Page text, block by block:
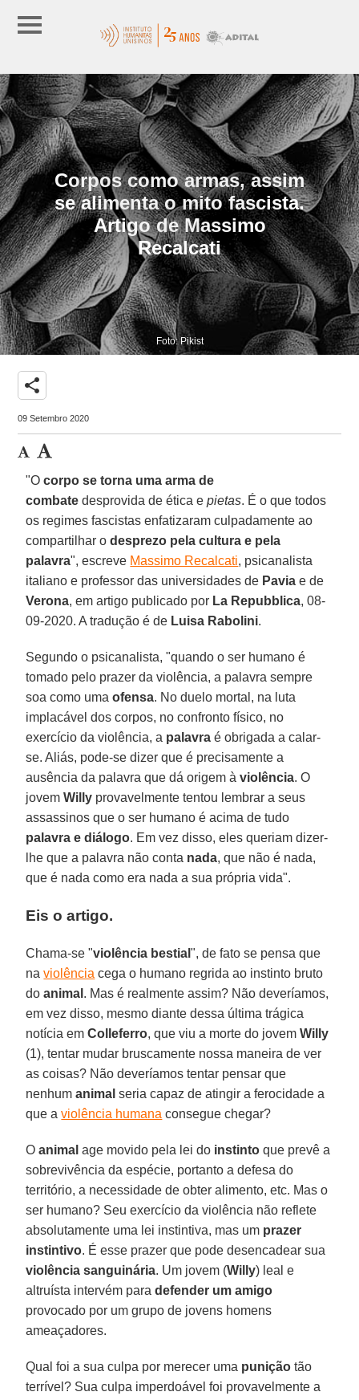
Corpos como armas, assim
se alimenta o mito fascista.
Artigo de Massimo
Recalcati
Foto: Pikist
share
09 Setembro 2020
"Ocorpo se torna uma arma de
combate desprovida de ética epietas. É o que todos
os regimes fascistas enfatizaram culpadamente ao
compartilhar odesprezo pela cultura e pela
palavra", escreve Massimo Recalcati, psicanalista
italiano e professor das universidades de Pavia e de
Verona, em artigo publicado por La Repubblica, 08-
09-2020. A tradução é de Luisa Rabolini.
Segundo o psicanalista, "quando o ser humano é
tomado pelo prazer da violência, a palavra sempre
soa como umaofensa. No duelo mortal, na luta
implacável dos corpos, no confronto físico, no
exercício da violência, a palavra é obrigada a calar-
se. Aliás, pode-se dizer que é precisamente a
ausência da palavra que dá origem àviolência. O
jovemWilly provavelmente tentou lembrar a seus
assassinos que o ser humano é acima de tudo
palavra e diálogo. Em vez disso, eles queriam dizer-
lhe que a palavra não conta nada, que não é nada,
que é nada como era nada a sua própria vida".
Eis o artigo.
Chama-se "violência bestial", de fato se pensa que
naviolência cega o humano regrida ao instinto bruto
doanimal . Mas é realmente assim? Não deveríamos,
em vez disso, mesmo diante dessa última trágica
notícia emColleferro, que viu a morte do jovemWilly
(1), tentar mudar bruscamente nossa maneira de ver
as coisas? Não deveríamos tentar pensar que
nenhumanimal seria capaz de atingir a ferocidade a
que aviolência humana consegue chegar?
Oanimal age movido pela lei do instinto que prevê a
sobrevivência da espécie, portanto a defesa do
território, a necessidade de obter alimento, etc. Mas o
ser humano? Seu exercício da violência não reflete
absolutamente uma lei instintiva, mas um prazer
instintivo. É esse prazer que pode desencadear sua
violência sanguinária. Um jovem (Willy) leal e
altruísta intervém paradefender um amigo
provocado por um grupo de jovens homens
ameaçadores.
Qual foi a sua culpa por merecer uma punição tão
terrível? Sua culpa imperdoável foi provavelmente a